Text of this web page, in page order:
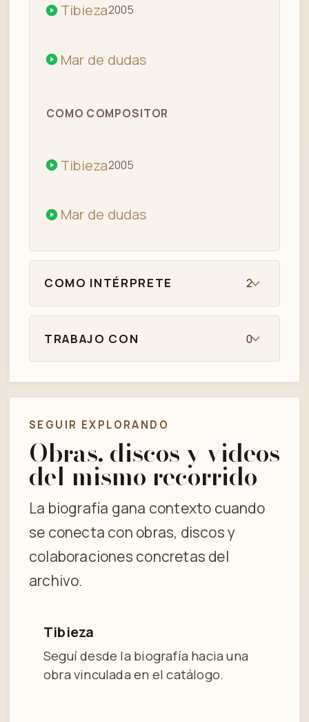
Tibieza2005
Mar de dudas
COMO COMPOSITOR
Tibieza2005
Mar de dudas
COMO INTÉRPRETE 2
TRABAJO CON 0
SEGUIR EXPLORANDO
Obras, discos y videos
del mismo recorrido
La biografía gana contexto cuando
se conecta con obras, discos y
colaboraciones concretas del
archivo.
Tibieza
Seguí desde la biografía hacia una
obra vinculada en el catálogo.